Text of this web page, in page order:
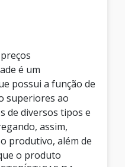
é um
possui a função de
superiores ao
de diversos tipos e
assim,
produtivo, além de
o produto